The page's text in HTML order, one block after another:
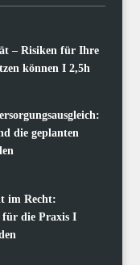
– Risiken für Ihre
können I 2,5h
die geplanten
im Recht:
die Praxis I